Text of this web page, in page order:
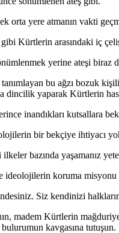
orta yere atmanın vakti
Kürtlerin arasındaki iç
yerine ateşi
bu ağzı bozuk
yaparak Kürtlerin
inandıkları kutsallara
bir bekçiye ihtiyacı
bazında yaşamanız
ideolojilerin koruma
Siz kendinizi
madem Kürtlerin
kavgasına